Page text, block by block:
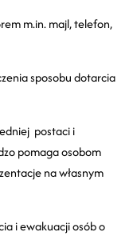
m.in. majl, telefon,
sposobu dotarcia
postaci i
pomaga osobom
na własnym
i ewakuacji osób o